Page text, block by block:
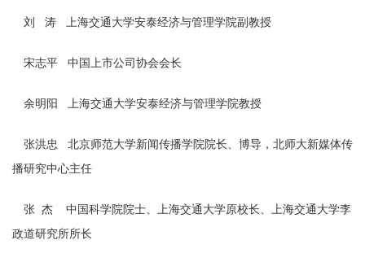
刘 涛 上海交通大学安泰经济与管理学院副教授
宋志平 中国上市公司协会会长
余明阳 上海交通大学安泰经济与管理学院教授
张洪忠 北京师范大学新闻传播学院院长、博导，北师大新媒体传
播研究中心主任
张 杰 中国科学院院士、上海交通大学原校长、上海交通大学李
政道研究所所长